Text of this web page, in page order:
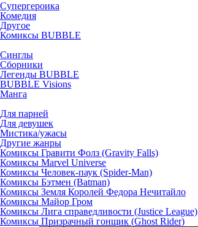
Супергероика
Комедия
Другое
Комиксы BUBBLE
Синглы
Сборники
Легенды BUBBLE
BUBBLE Visions
Манга
Для парней
Для девушек
Мистика/ужасы
Другие жанры
Комиксы Гравити Фолз (Gravity Falls)
Комиксы Marvel Universe
Комиксы Человек-паук (Spider-Man)
Комиксы Бэтмен (Batman)
Комиксы Земля Королей Федора Нечитайло
Комиксы Майор Гром
Комиксы Лига справедливости (Justice League)
Комиксы Призрачный гонщик (Ghost Rider)